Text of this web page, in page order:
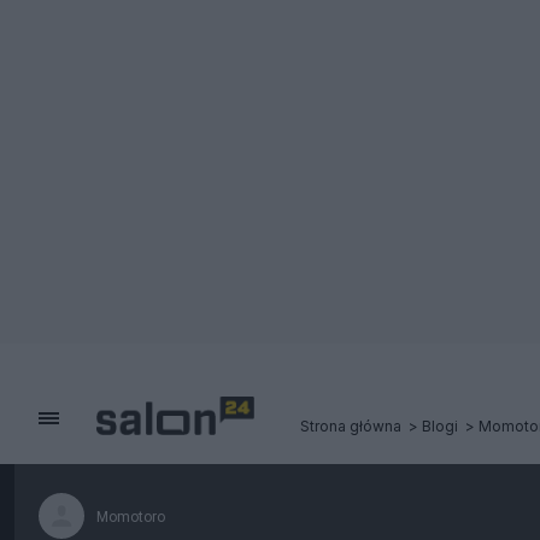
Strona główna Blogi
Momotoro